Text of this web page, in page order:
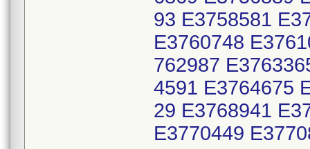
93 E3758581
E3760748
762987
4591 E3764675
29 E3768941
E3770449